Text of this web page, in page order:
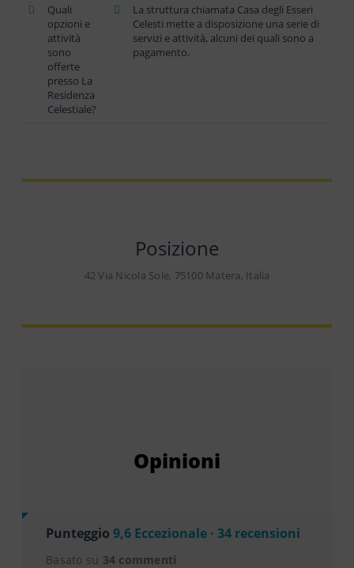
Quali
opzioni e
attività
sono
offerte
presso La
Residenza
Celestiale?
La struttura chiamata Casa degli Esseri
Celesti mette a disposizione una serie di
servizi e attività, alcuni dei quali sono a
pagamento.
Posizione
42 Via Nicola Sole, 75100 Matera, Italia
Opinioni
Punteggio 9,6 Eccezionale · 34 recensioni
Basato su 34 commenti